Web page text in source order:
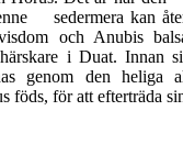
sedermera kan
och Anubis
i Duat. Innan
genom den heliga
föds, för att efterträda